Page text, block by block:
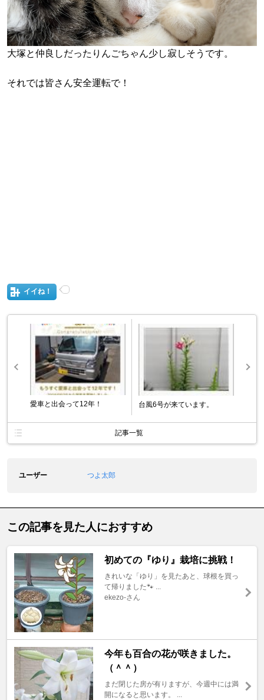
大塚と仲良しだったりんごちゃん少し寂しそうです。
それでは皆さん安全運転で！
イイね！
愛車と出会って12年！ 台風6号が来ています。
記事一覧
ユーザー つよ太郎
この記事を見た人におすすめ
初めての『ゆり』栽培に挑戦！
きれいな「ゆり」を見たあと、球根を買っ
て帰りました🐾 ...
ekezo-さん
今年も百合の花が咲きました。
（＾＾）
まだ閉じた房が有りますが、今週中には満
開になると思います。 ...